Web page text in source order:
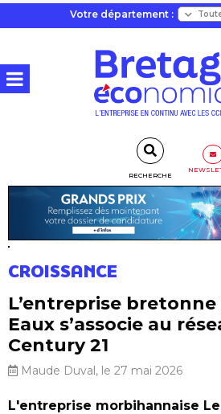
Votre département :
RECHERCHE
CROISSANCE
L’entreprise bretonne
Eaux s’associe au
Century 21
Maude Duval, le 27 mai 2026
L'entreprise morbihannaise